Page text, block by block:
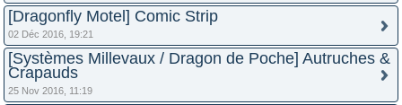
[Dragonfly Motel] Comic Strip
02 Déc 2016, 19:21
[Systèmes Millevaux / Dragon de Poche] Autruches &
Crapauds
25 Nov 2016, 11:19